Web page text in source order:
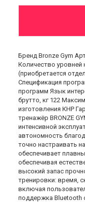
Бренд Bronze Gym
Количество уровней
(приобретается
Спецификация
программ Язык
брутто, кг 122
изготовления КНР
тренажёр BRONZE
интенсивной
автономность
точно настраивать
обеспечивает
обеспечивая
высокий запас
тренировки: время,
включая
поддержка Bluetooth